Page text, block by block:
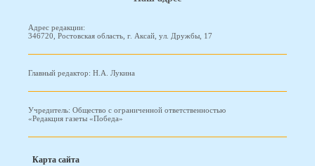
Адрес редакции:
346720, Ростовская область, г. Аксай, ул. Дружбы, 17
Главный редактор: Н.А. Лукина
Учредитель: Общество с ограниченной ответственностью
«Редакция газеты «Победа»
Карта сайта